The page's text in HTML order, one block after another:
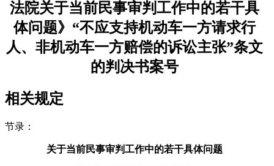
法院关于当前民事审判工作中的若干具
体问题》“不应支持机动车一方请求行
人、非机动车一方赔偿的诉讼主张”条文
的判决书案号
相关规定
节录：
关于当前民事审判工作中的若干具体问题